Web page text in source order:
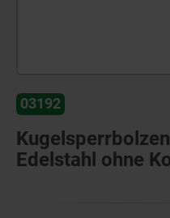
03192
Edelstahl ohne